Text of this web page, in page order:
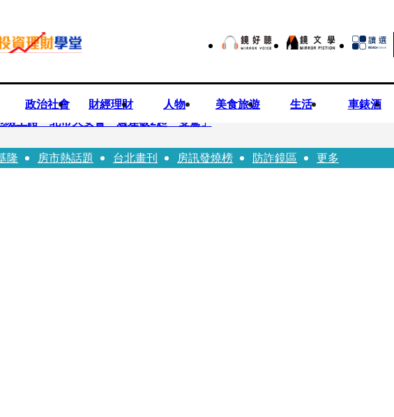
政治社會 財經理財 人物 美食旅遊 生活 車錶酒
險上路 北市大安警一週連破2起「雙駕」
、FEniX夏浦洋組「神隊友」 邱以太、林亭莉熱血狂奔殺青淚崩
隆 房市熱話題 台北畫刊 房訊發燒榜 防詐鏡區 更多